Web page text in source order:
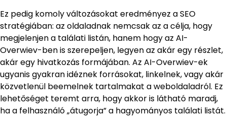
Ez pedig komoly változásokat eredményez a SEO
stratégiában: az oldaladnak nemcsak az a célja, hogy
megjelenjen a találati listán, hanem hogy az AI-
Overwiev-ben is szerepeljen, legyen az akár egy részlet,
akár egy hivatkozás formájában. Az AI-Overwiev-ek
ugyanis gyakran idéznek forrásokat, linkelnek, vagy akár
közvetlenül beemelnek tartalmakat a weboldaladról. Ez
lehetőséget teremt arra, hogy akkor is látható maradj,
ha a felhasználó „átugorja” a hagyományos találati listát.